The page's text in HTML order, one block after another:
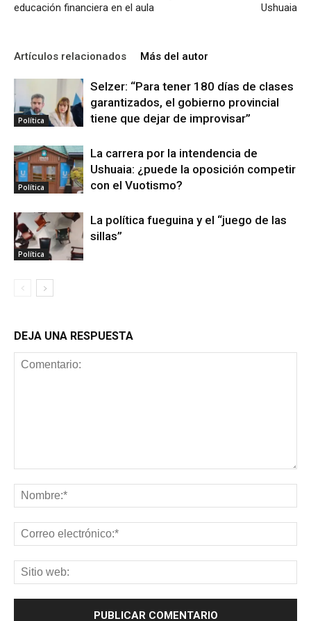
educación financiera en el aula
Ushuaia
Artículos relacionados Más del autor
Política
Selzer: “Para tener 180 días de clases
garantizados, el gobierno provincial
tiene que dejar de improvisar”
Política
La carrera por la intendencia de
Ushuaia: ¿puede la oposición competir
con el Vuotismo?
Política
La política fueguina y el “juego de las
sillas”
DEJA UNA RESPUESTA